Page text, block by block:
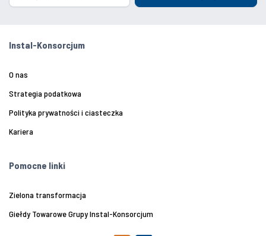
Instal-Konsorcjum
O nas
Strategia podatkowa
Polityka prywatności i ciasteczka
Kariera
Pomocne linki
Zielona transformacja
Giełdy Towarowe Grupy Instal-Konsorcjum